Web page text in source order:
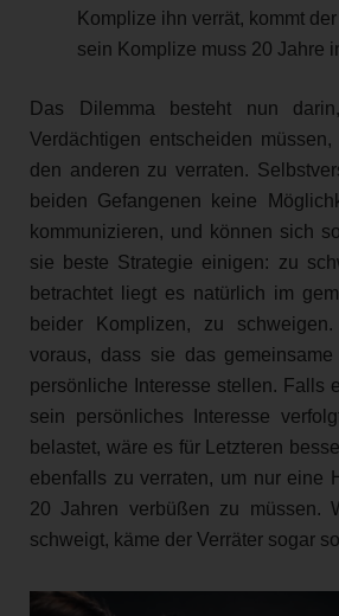
Komplize ihn verrät, kommt
sein Komplize muss 20 Jahre
Das Dilemma besteht nun
Verdächtigen entscheiden
den anderen zu verraten.
beiden Gefangenen keine
kommunizieren, und können sich
sie beste Strategie einigen: zu
betrachtet liegt es natürlich im
beider Komplizen, zu
voraus, dass sie das
persönliche Interesse stellen. Falls
sein persönliches Interesse
belastet, wäre es für Letzteren
ebenfalls zu verraten, um nur eine
20 Jahren verbüßen zu müssen.
schweigt, käme der Verräter sogar